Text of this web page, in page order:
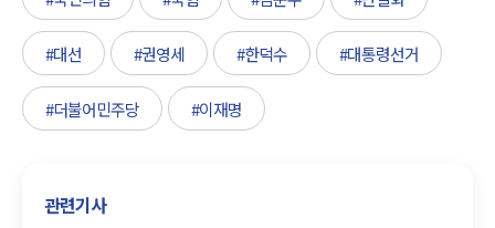
#대선 #권영세 #한덕수 #대통령선거
#더불어민주당 #이재명
관련기사